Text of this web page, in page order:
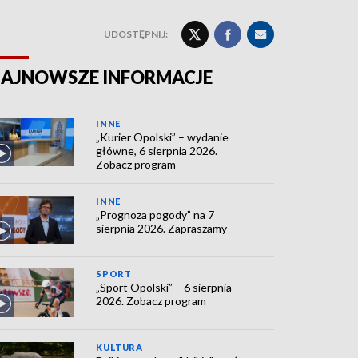
UDOSTĘPNIJ:
INFORMACJE
INNE
„Kurier Opolski” – wydanie
główne, 6 sierpnia 2026.
Zobacz program
INNE
„Prognoza pogody” na 7
sierpnia 2026. Zapraszamy
SPORT
„Sport Opolski” – 6 sierpnia
2026. Zobacz program
KULTURA